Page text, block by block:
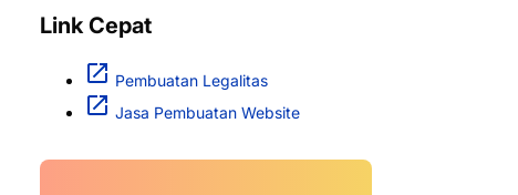
Link Cepat
Pembuatan Legalitas
Jasa Pembuatan Website